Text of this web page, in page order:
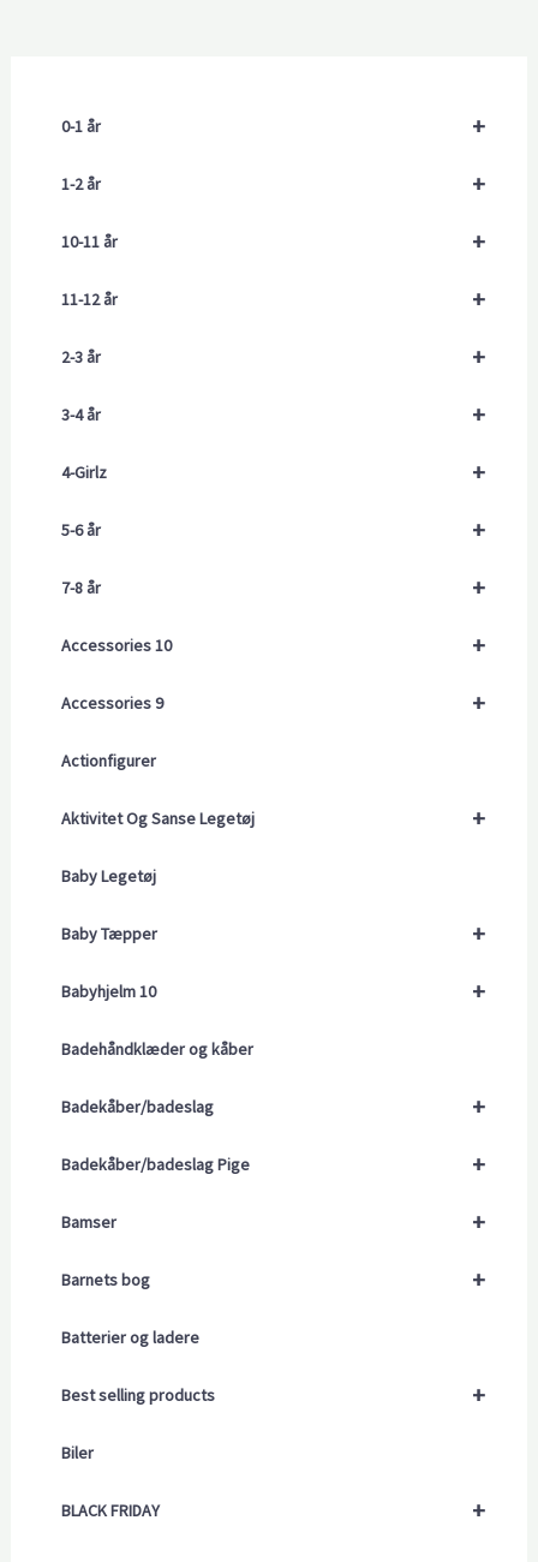
+
0-1 år
+
1-2 år
+
10-11 år
+
11-12 år
+
2-3 år
+
3-4 år
+
4-Girlz
+
5-6 år
+
7-8 år
+
Accessories 10
+
Accessories 9
Actionfigurer
+
Aktivitet Og Sanse Legetøj
Baby Legetøj
+
Baby Tæpper
+
Babyhjelm 10
Badehåndklæder og kåber
+
Badekåber/badeslag
+
Badekåber/badeslag Pige
+
Bamser
+
Barnets bog
Batterier og ladere
+
Best selling products
Biler
+
BLACK FRIDAY